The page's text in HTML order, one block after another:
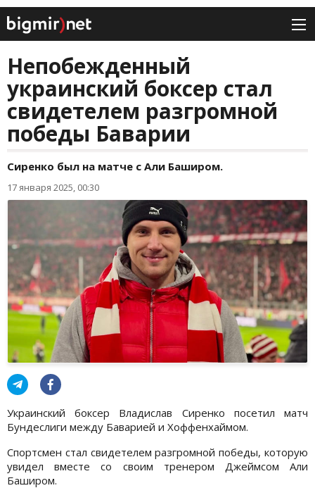
Непобежденный
украинский боксер стал
свидетелем разгромной
победы Баварии
Сиренко был на матче с Али Баширом.
17 января 2025, 00:30
Украинский боксер Владислав Сиренко посетил матч
Бундеслиги между Баварией и Хоффенхаймом.
Спортсмен стал свидетелем разгромной победы, которую
увидел вместе со своим тренером Джеймсом Али
Баширом.